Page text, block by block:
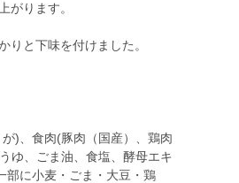
がります。
りと下味を付けました。
)、食肉(豚肉（国産）、鶏肉
ゆ、ごま油、食塩、酵母エキ
部に小麦・ごま・大豆・鶏